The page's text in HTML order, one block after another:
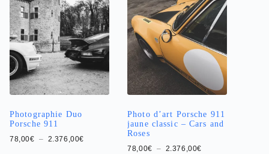
Les
options
peuvent
être
choisies
sur
la
page
du
produit
Les
options
peuvent
être
choisies
sur
la
page
du
produit
Photographie Duo
Porsche 911
78,00€ – 2.376,00€Plage
Photo d’art Porsche 911
jaune classic – Cars and
Roses
78,00€ – 2.376,00€